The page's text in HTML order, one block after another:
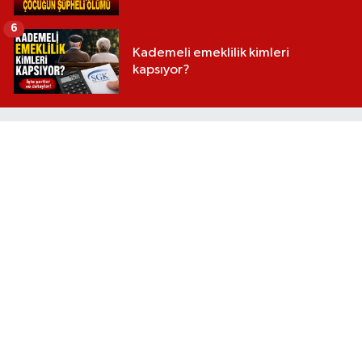
Kademeli emeklilik kimleri
kapsıyor?
6